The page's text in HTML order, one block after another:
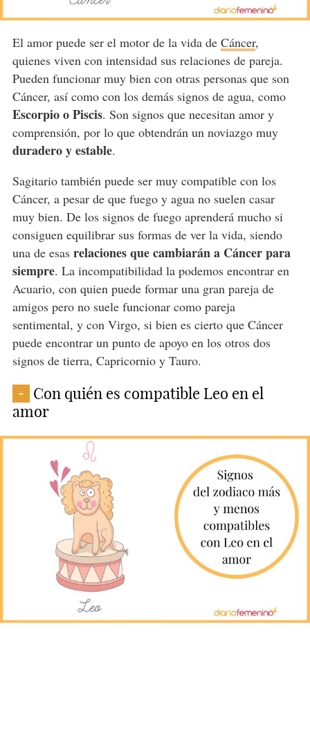
El amor puede ser el motor de la vida de Cáncer,
quienes viven con intensidad sus relaciones de pareja.
Pueden funcionar muy bien con otras personas que son
Cáncer, así como con los demás signos de agua, como
Escorpio o Piscis. Son signos que necesitan amor y
comprensión, por lo que obtendrán un noviazgo muy
duradero y estable.
Sagitario también puede ser muy compatible con los
Cáncer, a pesar de que fuego y agua no suelen casar
muy bien. De los signos de fuego aprenderá mucho si
consiguen equilibrar sus formas de ver la vida, siendo
una de esas relaciones que cambiarán a Cáncer para
siempre. La incompatibilidad la podemos encontrar en
Acuario, con quien puede formar una gran pareja de
amigos pero no suele funcionar como pareja
sentimental, y con Virgo, si bien es cierto que Cáncer
puede encontrar un punto de apoyo en los otros dos
signos de tierra, Capricornio y Tauro.
+
Con quién es compatible Leo en el
amor